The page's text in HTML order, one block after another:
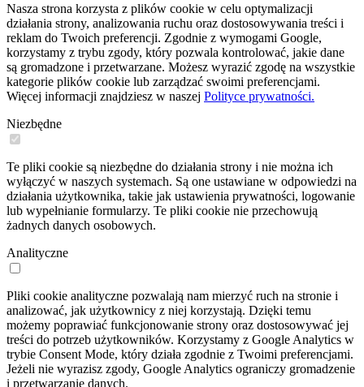
Nasza strona korzysta z plików cookie w celu optymalizacji
działania strony, analizowania ruchu oraz dostosowywania treści i
reklam do Twoich preferencji. Zgodnie z wymogami Google,
korzystamy z trybu zgody, który pozwala kontrolować, jakie dane
są gromadzone i przetwarzane. Możesz wyrazić zgodę na wszystkie
kategorie plików cookie lub zarządzać swoimi preferencjami.
Więcej informacji znajdziesz w naszej Polityce prywatności.
Niezbędne
Te pliki cookie są niezbędne do działania strony i nie można ich
wyłączyć w naszych systemach. Są one ustawiane w odpowiedzi na
działania użytkownika, takie jak ustawienia prywatności, logowanie
lub wypełnianie formularzy. Te pliki cookie nie przechowują
żadnych danych osobowych.
Analityczne
Pliki cookie analityczne pozwalają nam mierzyć ruch na stronie i
analizować, jak użytkownicy z niej korzystają. Dzięki temu
możemy poprawiać funkcjonowanie strony oraz dostosowywać jej
treści do potrzeb użytkowników. Korzystamy z Google Analytics w
trybie Consent Mode, który działa zgodnie z Twoimi preferencjami.
Jeżeli nie wyrazisz zgody, Google Analytics ograniczy gromadzenie
i przetwarzanie danych.